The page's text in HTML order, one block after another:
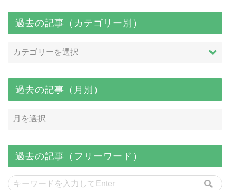
過去の記事（カテゴリー別）
過去の記事（月別）
過去の記事（フリーワード）